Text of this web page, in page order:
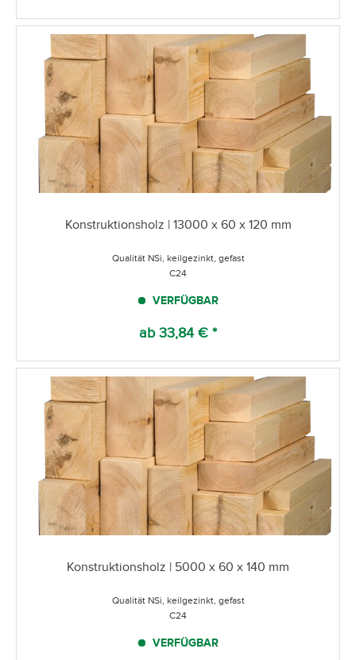
Konstruktionsholz | 13000 x 60 x 120 mm
Qualität NSi, keilgezinkt, gefast
C24
VERFÜGBAR
ab 33,84 € *
Konstruktionsholz | 5000 x 60 x 140 mm
Qualität NSi, keilgezinkt, gefast
C24
VERFÜGBAR